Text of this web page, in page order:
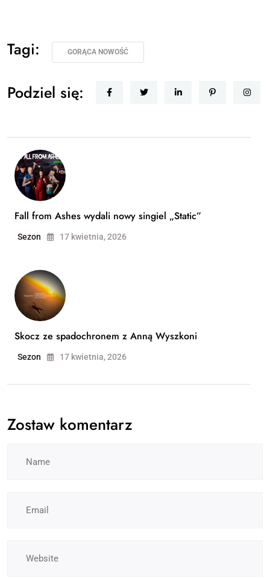
Tagi: GORĄCA NOWOŚĆ
Podziel się:
Fall from Ashes wydali nowy singiel „Static”
Sezon 17 kwietnia, 2026
Skocz ze spadochronem z Anną Wyszkoni
Sezon 17 kwietnia, 2026
Zostaw komentarz